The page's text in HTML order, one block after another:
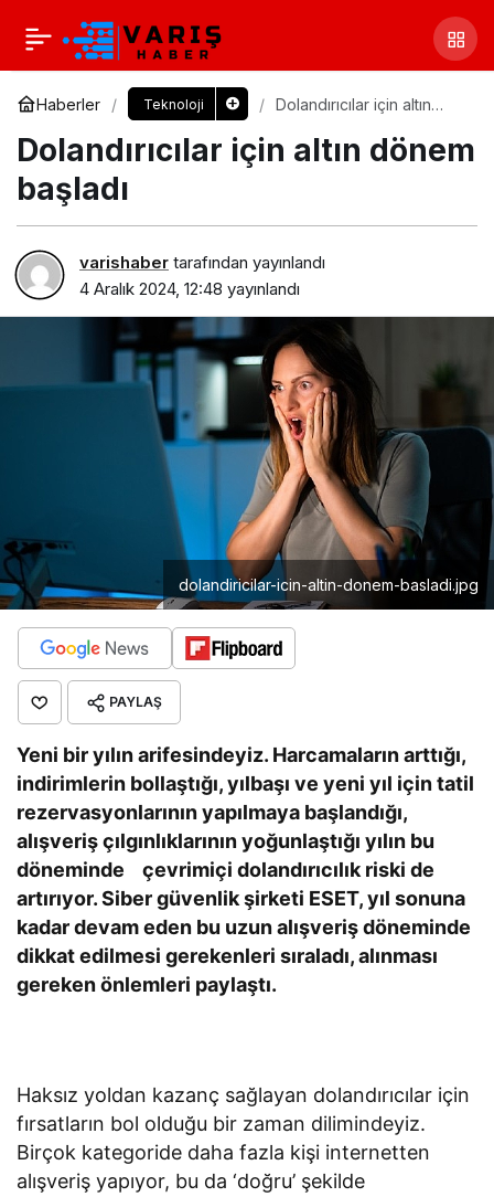
Haberler Teknoloji
Dolandırıcılar için altın
Dolandırıcılar için altın dönem
başladı
varishaber tarafından yayınlandı
4 Aralık 2024, 12:48 yayınlandı
dolandiricilar-icin-altin-donem-basladi.jpg
PAYLAŞ
Yeni bir yılın arifesindeyiz. Harcamaların arttığı,
indirimlerin bollaştığı, yılbaşı ve yeni yıl için tatil
rezervasyonlarının yapılmaya başlandığı,
alışveriş çılgınlıklarının yoğunlaştığı yılın bu
döneminde çevrimiçi dolandırıcılık riski de
artırıyor. Siber güvenlik şirketi ESET, yıl sonuna
kadar devam eden bu uzun alışveriş döneminde
dikkat edilmesi gerekenleri sıraladı, alınması
gereken önlemleri paylaştı.
Haksız yoldan kazanç sağlayan dolandırıcılar için
fırsatların bol olduğu bir zaman dilimindeyiz.
Birçok kategoride daha fazla kişi internetten
alışveriş yapıyor, bu da ‘doğru’ şekilde